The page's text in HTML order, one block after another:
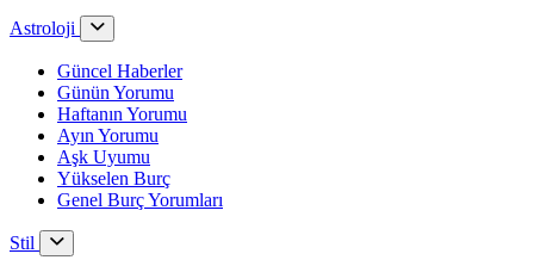
Astroloji
Güncel Haberler
Günün Yorumu
Haftanın Yorumu
Ayın Yorumu
Aşk Uyumu
Yükselen Burç
Genel Burç Yorumları
Stil